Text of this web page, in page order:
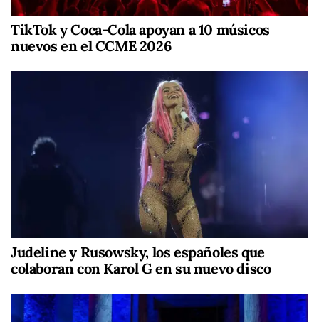
TikTok y Coca-Cola apoyan a 10 músicos
nuevos en el CCME 2026
Judeline y Rusowsky, los españoles que
colaboran con Karol G en su nuevo disco